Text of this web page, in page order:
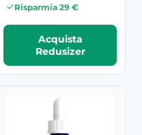
Risparmia 29 €
Acquista
Redusizer